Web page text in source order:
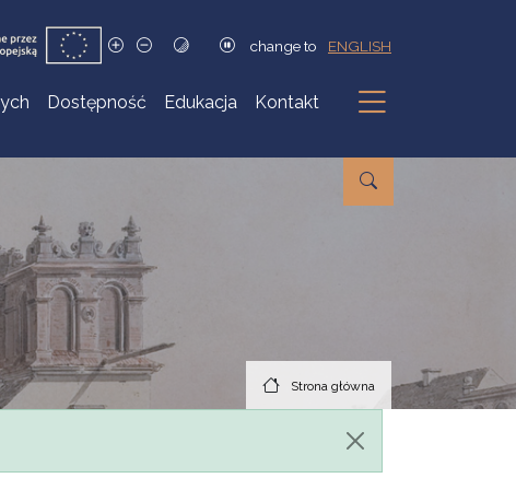
change to ENGLISH
Dostępność Edukacja Kontakt
Podmenu
Strona główna